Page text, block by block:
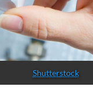
Shutterstock